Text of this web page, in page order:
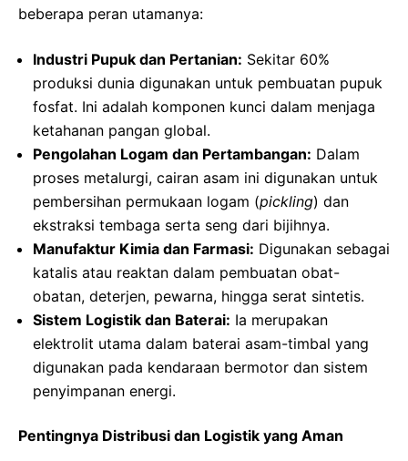
beberapa peran utamanya:
Industri Pupuk dan Pertanian: Sekitar 60%
produksi dunia digunakan untuk pembuatan pupuk
fosfat. Ini adalah komponen kunci dalam menjaga
ketahanan pangan global.
Pengolahan Logam dan Pertambangan: Dalam
proses metalurgi, cairan asam ini digunakan untuk
pembersihan permukaan logam (pickling) dan
ekstraksi tembaga serta seng dari bijihnya.
Manufaktur Kimia dan Farmasi: Digunakan sebagai
katalis atau reaktan dalam pembuatan obat-
obatan, deterjen, pewarna, hingga serat sintetis.
Sistem Logistik dan Baterai: Ia merupakan
elektrolit utama dalam baterai asam-timbal yang
digunakan pada kendaraan bermotor dan sistem
penyimpanan energi.
Pentingnya Distribusi dan Logistik yang Aman